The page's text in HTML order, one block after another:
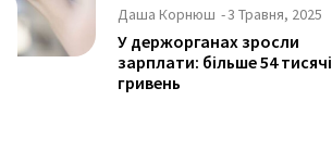
Даша Корнюш -3 Травня, 2025
У держорганах зросли
зарплати: більше 54 тисячі
гривень